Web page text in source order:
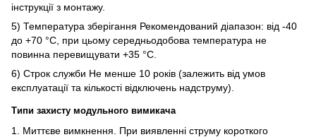
інструкції з монтажу.
5) Температура зберігання Рекомендований діапазон: від -40
до +70 °C, при цьому середньодобова температура не
повинна перевищувати +35 °C.
6) Строк служби Не менше 10 років (залежить від умов
експлуатації та кількості відключень надструму).
Типи захисту модульного вимикача
1. Миттєве вимкнення. При виявленні струму короткого